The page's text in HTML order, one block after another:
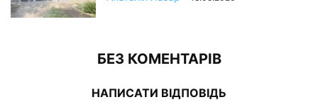
БЕЗ КОМЕНТАРІВ
НАПИСАТИ ВІДПОВІДЬ